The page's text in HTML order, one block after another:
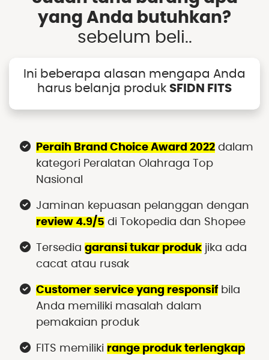
yang Anda butuhkan?
sebelum beli..
Ini beberapa alasan mengapa Anda
harus belanja produk SFIDN FITS
Peraih Brand Choice Award 2022 dalam
kategori Peralatan Olahraga Top
Nasional
Jaminan kepuasan pelanggan dengan
review 4.9/5 di Tokopedia dan Shopee
Tersedia garansi tukar produk jika ada
cacat atau rusak
Customer service yang responsifbila
Anda memiliki masalah dalam
pemakaian produk
FITS memiliki range produk terlengkap